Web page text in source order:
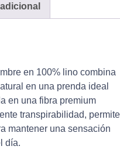
en 100% lino combina
en una prenda ideal
en una fibra premium
transpirabilidad, permite
mantener una sensación
día.